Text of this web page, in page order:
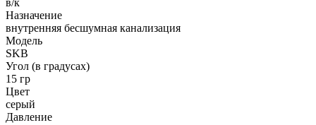
Назначение
внутренняя бесшумная канализация
Модель
SKB
Угол (в градусах)
15 гр
Цвет
серый
Давление